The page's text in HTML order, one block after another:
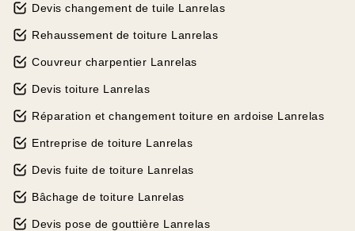
Devis changement de tuile Lanrelas
Rehaussement de toiture Lanrelas
Couvreur charpentier Lanrelas
Devis toiture Lanrelas
Réparation et changement toiture en ardoise Lanrelas
Entreprise de toiture Lanrelas
Devis fuite de toiture Lanrelas
Bâchage de toiture Lanrelas
Devis pose de gouttière Lanrelas